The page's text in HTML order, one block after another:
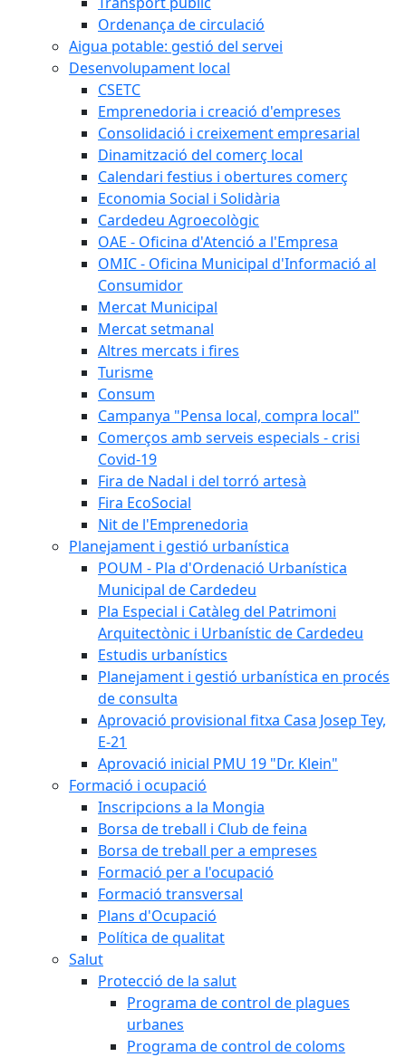
Ordenança de circulació
Aigua potable: gestió del servei
Desenvolupament local
CSETC
Emprenedoria i creació d'empreses
Consolidació i creixement empresarial
Dinamització del comerç local
Calendari festius i obertures comerç
Economia Social i Solidària
Cardedeu Agroecològic
OAE - Oficina d'Atenció a l'Empresa
OMIC - Oficina Municipal d'Informació al
Consumidor
Mercat Municipal
Mercat setmanal
Altres mercats i fires
Turisme
Consum
Campanya "Pensa local, compra local"
Comerços amb serveis especials - crisi
Covid-19
Fira de Nadal i del torró artesà
Fira EcoSocial
Nit de l'Emprenedoria
Planejament i gestió urbanística
POUM - Pla d'Ordenació Urbanística
Municipal de Cardedeu
Pla Especial i Catàleg del Patrimoni
Arquitectònic i Urbanístic de Cardedeu
Estudis urbanístics
Planejament i gestió urbanística en procés
de consulta
Aprovació provisional fitxa Casa Josep Tey,
E-21
Aprovació inicial PMU 19 "Dr. Klein"
Formació i ocupació
Inscripcions a la Mongia
Borsa de treball i Club de feina
Borsa de treball per a empreses
Formació per a l'ocupació
Formació transversal
Plans d'Ocupació
Política de qualitat
Salut
Protecció de la salut
Programa de control de plagues
urbanes
Programa de control de coloms